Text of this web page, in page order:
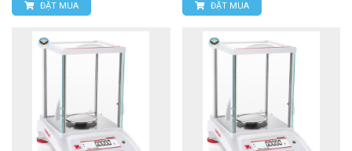
ĐẶT MUA ĐẶT MUA